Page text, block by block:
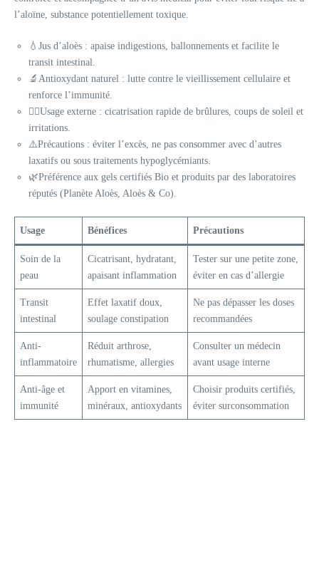
l’aloïne, substance potentiellement toxique.
💧Jus d’aloès : apaise indigestions, ballonnements et facilite le
transit intestinal.
🔬Antioxydant naturel : lutte contre le vieillissement cellulaire et
renforce l’immunité.
👩‍⚕️Usage externe : cicatrisation rapide de brûlures, coups de soleil et
irritations.
⚠️Précautions : éviter l’excès, ne pas consommer avec d’autres
laxatifs ou sous traitements hypoglycémiants.
🌿Préférence aux gels certifiés Bio et produits par des laboratoires
réputés (Planète Aloès, Aloès & Co).
Usage Bénéfices Précautions
Soin de la
peau
Cicatrisant, hydratant,
apaisant inflammation
Tester sur une petite zone,
éviter en cas d’allergie
Transit
intestinal
Effet laxatif doux,
soulage constipation
Ne pas dépasser les doses
recommandées
Anti-
inflammatoire
Réduit arthrose,
rhumatisme, allergies
Consulter un médecin
avant usage interne
Anti-âge et
immunité
Apport en vitamines,
minéraux, antioxydants
Choisir produits certifiés,
éviter surconsommation